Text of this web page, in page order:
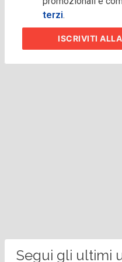
terzi.
ISCRIVITI
Segui gli ultimi